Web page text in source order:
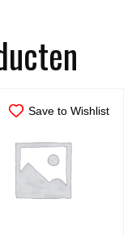
Save to Wishlist